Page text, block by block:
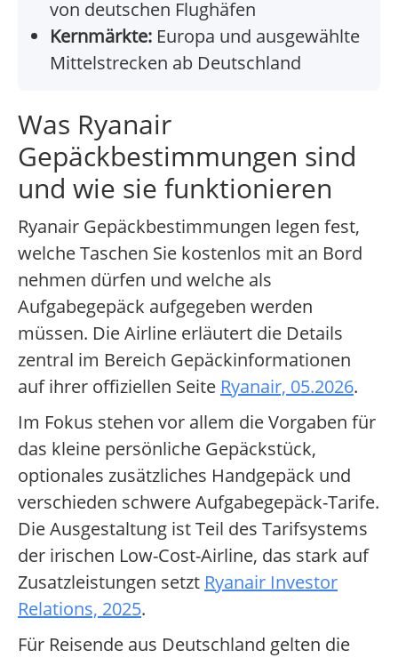
von deutschen Flughäfen
Kernmärkte: Europa und ausgewählte
Mittelstrecken ab Deutschland
Was Ryanair
Gepäckbestimmungen sind
und wie sie funktionieren
Ryanair Gepäckbestimmungen legen fest,
welche Taschen Sie kostenlos mit an Bord
nehmen dürfen und welche als
Aufgabegepäck aufgegeben werden
müssen. Die Airline erläutert die Details
zentral im Bereich Gepäckinformationen
auf ihrer offiziellen Seite Ryanair, 05.2026.
Im Fokus stehen vor allem die Vorgaben für
das kleine persönliche Gepäckstück,
optionales zusätzliches Handgepäck und
verschieden schwere Aufgabegepäck-Tarife.
Die Ausgestaltung ist Teil des Tarifsystems
der irischen Low-Cost-Airline, das stark auf
Zusatzleistungen setzt Ryanair Investor
Relations, 2025.
Für Reisende aus Deutschland gelten die